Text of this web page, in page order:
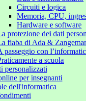
Circuiti e logica
Memoria, CPU,
Hardware e software
protezione dei dati
fiaba di Ada &
passeggio con
a scuola
personalizzati
per insegnanti
dell'informatica